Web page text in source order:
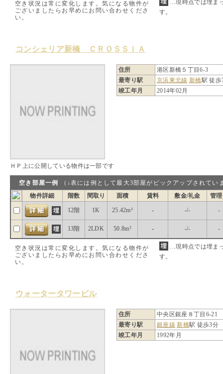
空き状況は常に変化します。気になる物件が
ございましたらお早めにお問い合わせくださ
い。
…現時点では埋ま
す。
コンシェリア新橋 ＣＲＯＳＳＩＡ
住所
港区新橋５丁目6-3
最寄り駅
京浜東北線 新橋駅 徒歩
竣工年月
2014年02月
ＨＰ上に公開している物件は一部です
空き部屋一例
（↓表には例として最大3部屋がピックアップされ
物件詳細
階数 間取り 面積 賃料 敷金/礼金 管
12階 1K 25.42m² - -/- -
13階 2LDK 50.8m² - -/- -
空き状況は常に変化します。気になる物件が
ございましたらお早めにお問い合わせくださ
い。
…現時点では埋ま
す。
ウォータータワービル
住所
中央区銀座８丁目6-21
最寄り駅
銀座線 新橋駅 徒歩3分
竣工年月
1992年月